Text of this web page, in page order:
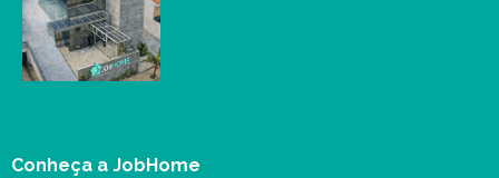
Conheça a JobHome